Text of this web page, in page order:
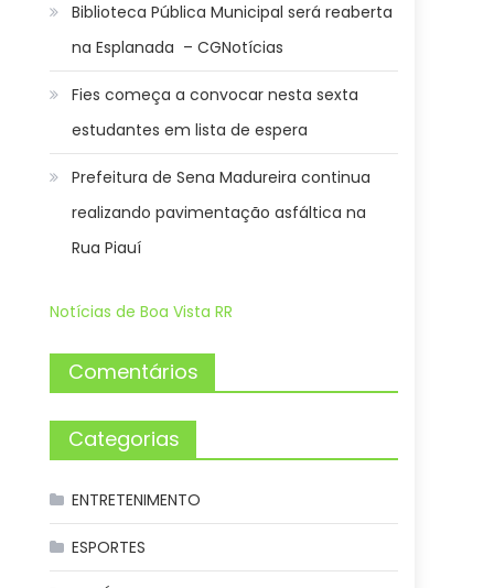
Biblioteca Pública Municipal será reaberta
na Esplanada – CGNotícias
Fies começa a convocar nesta sexta
estudantes em lista de espera
Prefeitura de Sena Madureira continua
realizando pavimentação asfáltica na
Rua Piauí
Notícias de Boa Vista RR
Comentários
Categorias
ENTRETENIMENTO
ESPORTES